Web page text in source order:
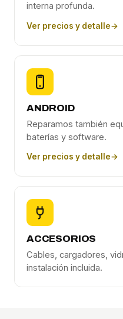
interna profunda.
Ver precios y detalle→
ANDROID
Reparamos también
baterías y software.
Ver precios y detalle→
ACCESORIOS
Cables, cargadores,
instalación incluida.